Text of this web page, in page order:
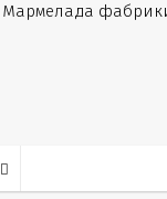
Мармелада